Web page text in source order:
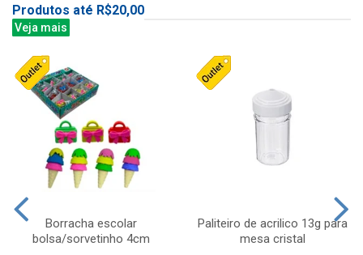
Produtos até R$20,00
Veja mais
Borracha escolar
bolsa/sorvetinho 4cm
Paliteiro de acrilico 13g para
mesa cristal